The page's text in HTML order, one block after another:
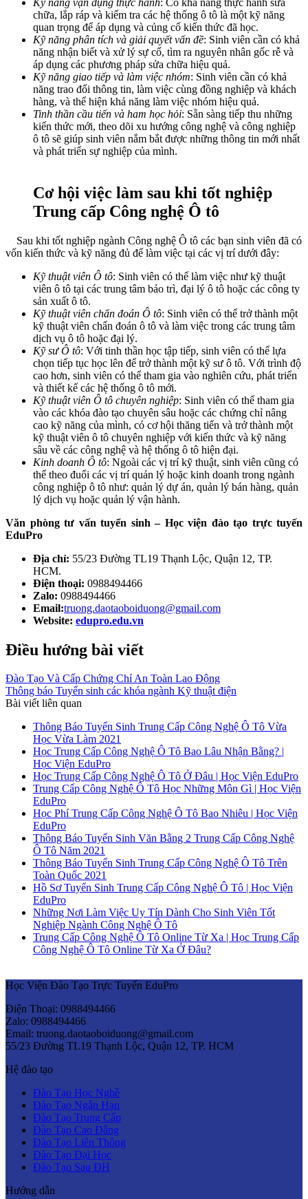
chữa, lắp ráp và kiểm tra các hệ thống ô tô là một kỹ năng
quan trọng để áp dụng và củng cố kiến thức đã học.
Kỹ năng phân tích và giải quyết vấn đề: Sinh viên cần có khả
năng nhận biết và xử lý sự cố, tìm ra nguyên nhân gốc rễ và
áp dụng các phương pháp sửa chữa hiệu quả.
Kỹ năng giao tiếp và làm việc nhóm: Sinh viên cần có khả
năng trao đổi thông tin, làm việc cùng đồng nghiệp và khách
hàng, và thể hiện khả năng làm việc nhóm hiệu quả.
Tinh thần cầu tiến và ham học hỏi: Sẵn sàng tiếp thu những
kiến thức mới, theo dõi xu hướng công nghệ và công nghiệp
ô tô sẽ giúp sinh viên nắm bắt được những thông tin mới nhất
và phát triển sự nghiệp của mình.
Cơ hội việc làm sau khi tốt nghiệp
Trung cấp Công nghệ Ô tô
Sau khi tốt nghiệp ngành Công nghệ Ô tô các bạn sinh viên đã có
vốn kiến thức và kỹ năng đủ để làm việc tại các vị trí dưới đây:
Kỹ thuật viên Ô tô: Sinh viên có thể làm việc như kỹ thuật
viên ô tô tại các trung tâm bảo trì, đại lý ô tô hoặc các công ty
sản xuất ô tô.
Kỹ thuật viên chẩn đoán Ô tô: Sinh viên có thể trở thành một
kỹ thuật viên chẩn đoán ô tô và làm việc trong các trung tâm
dịch vụ ô tô hoặc đại lý.
Kỹ sư Ô tô: Với tinh thần học tập tiếp, sinh viên có thể lựa
chọn tiếp tục học lên để trở thành một kỹ sư ô tô. Với trình độ
cao hơn, sinh viên có thể tham gia vào nghiên cứu, phát triển
và thiết kế các hệ thống ô tô mới.
Kỹ thuật viên Ô tô chuyên nghiệp: Sinh viên có thể tham gia
vào các khóa đào tạo chuyên sâu hoặc các chứng chỉ nâng
cao kỹ năng của mình, có cơ hội thăng tiến và trở thành một
kỹ thuật viên ô tô chuyên nghiệp với kiến thức và kỹ năng
sâu về các công nghệ và hệ thống ô tô hiện đại.
Kinh doanh Ô tô: Ngoài các vị trí kỹ thuật, sinh viên cũng có
thể theo đuổi các vị trí quản lý hoặc kinh doanh trong ngành
công nghiệp ô tô như: quản lý dự án, quản lý bán hàng, quản
lý dịch vụ hoặc quản lý vận hành.
Văn phòng tư vấn tuyển sinh – Học viện đào tạo trực tuyến
EduPro
Địa chỉ: 55/23 Đường TL19 Thạnh Lộc, Quận 12, TP.
HCM.
Điện thoại: 0988494466
Zalo: 0988494466
Email:truong.daotaoboiduong@gmail.com
Website: edupro.edu.vn
Điều hướng bài viết
Đào Tạo Và Cấp Chứng Chỉ An Toàn Lao Động
Thông báo Tuyển sinh các khóa ngành Kỹ thuật điện
Bài viết liên quan
Thông Báo Tuyển Sinh Trung Cấp Công Nghệ Ô Tô Vừa
Học Vừa Làm 2021
Học Trung Cấp Công Nghệ Ô Tô Bao Lâu Nhận Bằng? |
Học Viện EduPro
Học Trung Cấp Công Nghệ Ô Tô Ở Đâu | Học Viện EduPro
Trung Cấp Công Nghệ Ô Tô Học Những Môn Gì | Học Viện
EduPro
Học Phí Trung Cấp Công Nghệ Ô Tô Bao Nhiêu | Học Viện
EduPro
Thông Báo Tuyển Sinh Văn Bằng 2 Trung Cấp Công Nghệ
Ô Tô Năm 2021
Thông Báo Tuyển Sinh Trung Cấp Công Nghệ Ô Tô Trên
Toàn Quốc 2021
Hồ Sơ Tuyển Sinh Trung Cấp Công Nghệ Ô Tô | Học Viện
EduPro
Những Nơi Làm Việc Uy Tín Dành Cho Sinh Viên Tốt
Nghiệp Ngành Công Nghệ Ô Tô
Trung Cấp Công Nghệ Ô Tô Online Từ Xa | Học Trung Cấp
Công Nghệ Ô Tô Online Từ Xa Ở Đâu?
Học Viện Đào Tạo Trực Tuyến EduPro
Điện Thoại: 0988494466
Zalo: 0988494466
Email: truong.daotaoboiduong@gmail.com
55/23 Đường TL19 Thạnh Lộc, Quận 12, TP. HCM
Hệ đào tạo
Đào Tạo Học Nghề
Đào Tạo Ngắn Hạn
Đào Tạo Trung Cấp
Đào Tạo Cao Đẳng
Đào Tạo Liên Thông
Đào Tạo Đại Học
Đào Tạo Sau ĐH
Hướng dẫn